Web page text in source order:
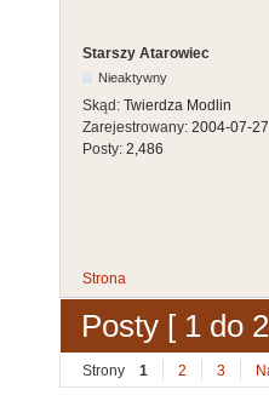
Starszy Atarowiec
Nieaktywny
Skąd: Twierdza Modlin
Zarejestrowany: 2004-07-27
Posty: 2,486
Strona
Posty [ 1 do
Strony 1 2 3